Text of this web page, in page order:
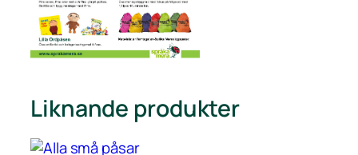
Liknande produkter